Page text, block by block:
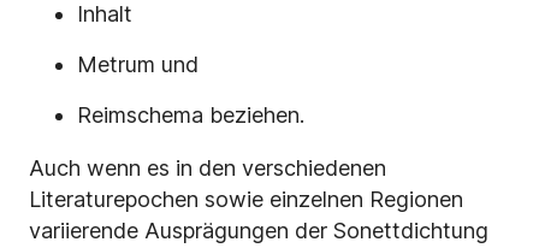
Inhalt
Metrum und
Reimschema beziehen.
Auch wenn es in den verschiedenen
Literaturepochen sowie einzelnen Regionen
variierende Ausprägungen der Sonettdichtung